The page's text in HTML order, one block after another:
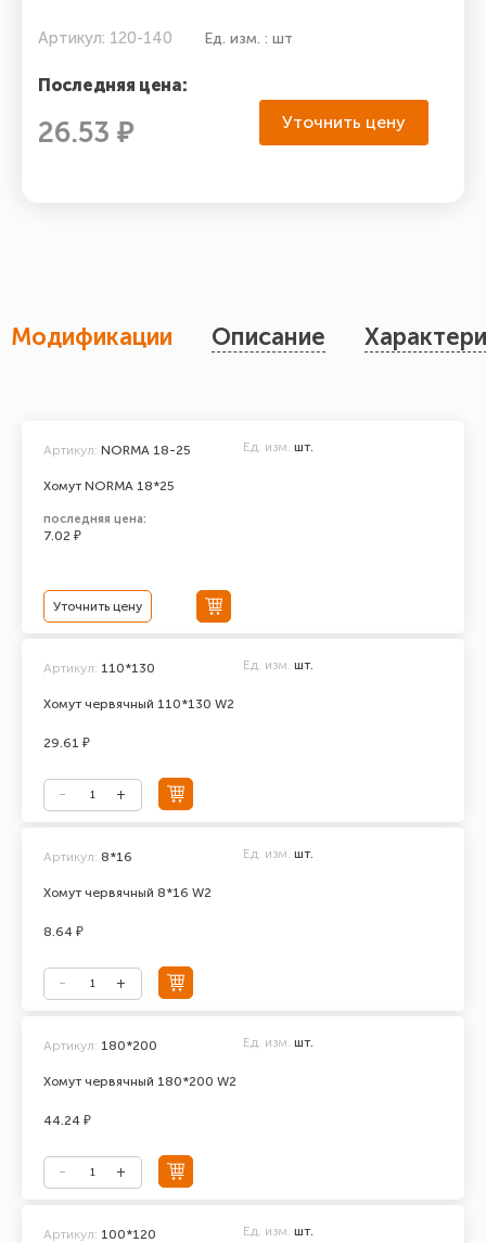
Артикул: 120-140 Ед. изм. : шт
Последняя цена:
26.53 ₽ Уточнить цену
Модификации Описание
Хомут NORMA 18*25
Артикул: NORMA 18-25 Ед. изм. шт.
последняя цена:
7.02 ₽
Уточнить цену
Хомут червячный 110*130 W2
Артикул: 110*130 Ед. изм. шт.
29.61 ₽
Хомут червячный 8*16 W2
Артикул: 8*16 Ед. изм. шт.
8.64 ₽
Хомут червячный 180*200 W2
Артикул: 180*200 Ед. изм. шт.
44.24 ₽
Артикул: 100*120 Ед. изм. шт.